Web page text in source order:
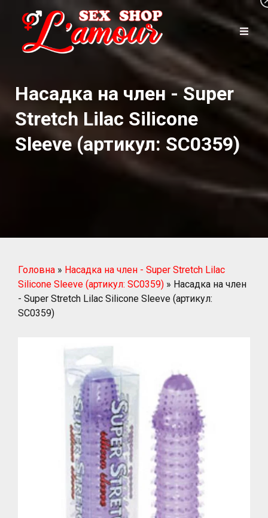
Насадка на член - Super
Stretch Lilac Silicone
Sleeve (артикул: SC0359)
Головна » Насадка на член - Super Stretch Lilac
Silicone Sleeve (артикул: SC0359) » Насадка на член
- Super Stretch Lilac Silicone Sleeve (артикул:
SC0359)